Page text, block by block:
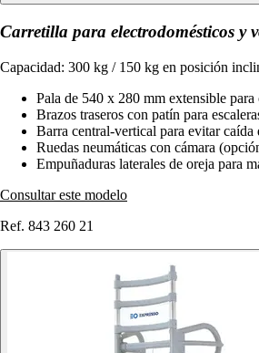
Carretilla para electrodomésticos y
Capacidad: 300 kg / 150 kg en posición
Pala de 540 x 280 mm extensible
Brazos traseros con patín para
Barra central-vertical para evitar caída
Ruedas neumáticas con cámara
Empuñaduras laterales de oreja para
Consultar este modelo
Ref. 843 260 21